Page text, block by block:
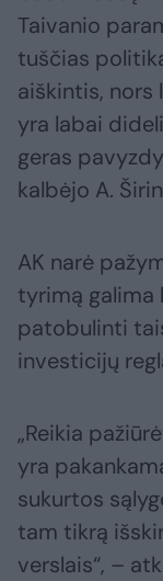
Taivanio
tuščias
aiškintis, nors
yra labai
geras
kalbėjo A.
AK narė
tyrimą galima
patobulinti
investicijų
„Reikia
yra
sukurtos
tam tikrą
verslais“, –